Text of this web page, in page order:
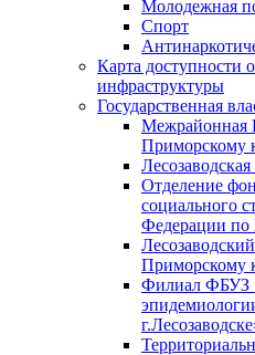
Молодежная
Спорт
Карта доступности
инфраструктуры
Государственная
Приморскому
Отделение
социального
Федерации
Приморскому
Филиал ФБУЗ